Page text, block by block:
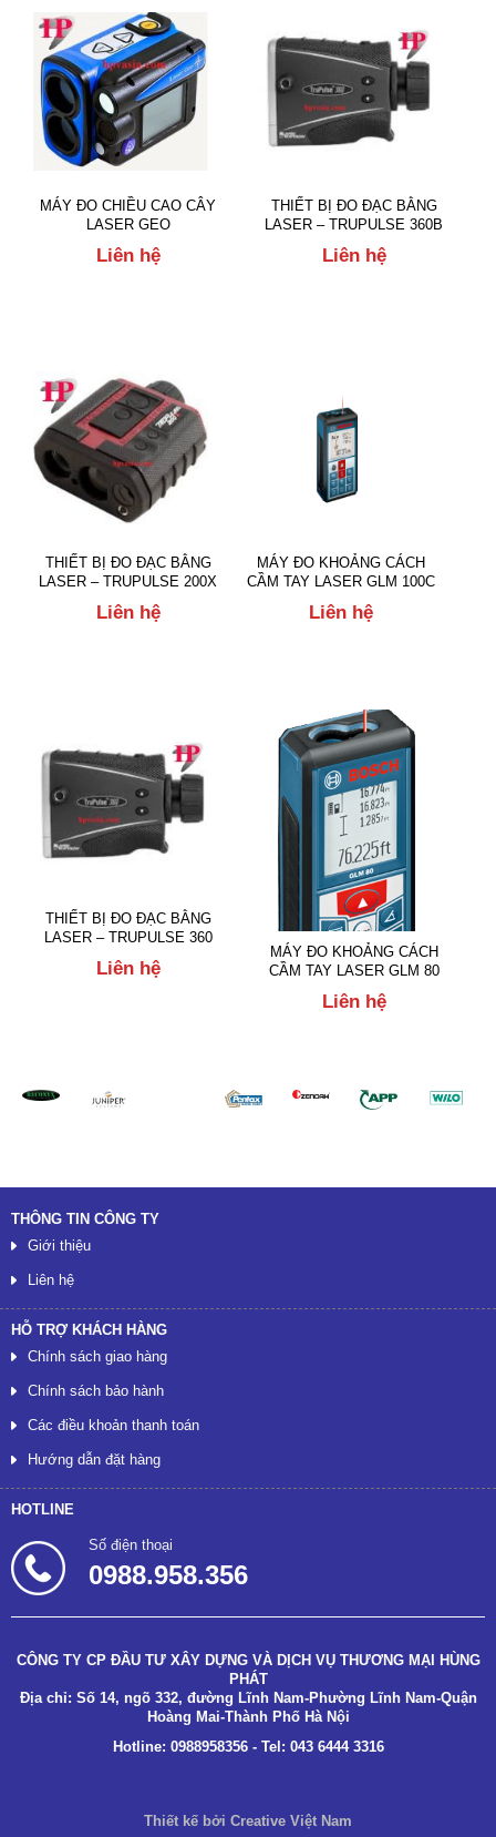
MÁY ĐO CHIỀU CAO CÂY
LASER GEO
Liên hệ
THIẾT BỊ ĐO ĐẠC BẰNG
LASER – TRUPULSE 360B
Liên hệ
THIẾT BỊ ĐO ĐẠC BẰNG
LASER – TRUPULSE 200X
Liên hệ
MÁY ĐO KHOẢNG CÁCH
CẦM TAY LASER GLM 100C
Liên hệ
THIẾT BỊ ĐO ĐẠC BẰNG
LASER – TRUPULSE 360
Liên hệ
MÁY ĐO KHOẢNG CÁCH
CẦM TAY LASER GLM 80
Liên hệ
THÔNG TIN CÔNG TY
Giới thiệu
Liên hệ
HỖ TRỢ KHÁCH HÀNG
Chính sách giao hàng
Chính sách bảo hành
Các điều khoản thanh toán
Hướng dẫn đặt hàng
HOTLINE
Số điện thoại
0988.958.356
CÔNG TY CP ĐẦU TƯ XÂY DỰNG VÀ DỊCH VỤ THƯƠNG MẠI HÙNG
PHÁT
Địa chỉ: Số 14, ngõ 332, đường Lĩnh Nam-Phường Lĩnh Nam-Quận
Hoàng Mai-Thành Phố Hà Nội
Hotline: 0988958356 - Tel: 043 6444 3316
Thiết kế bởi Creative Việt Nam